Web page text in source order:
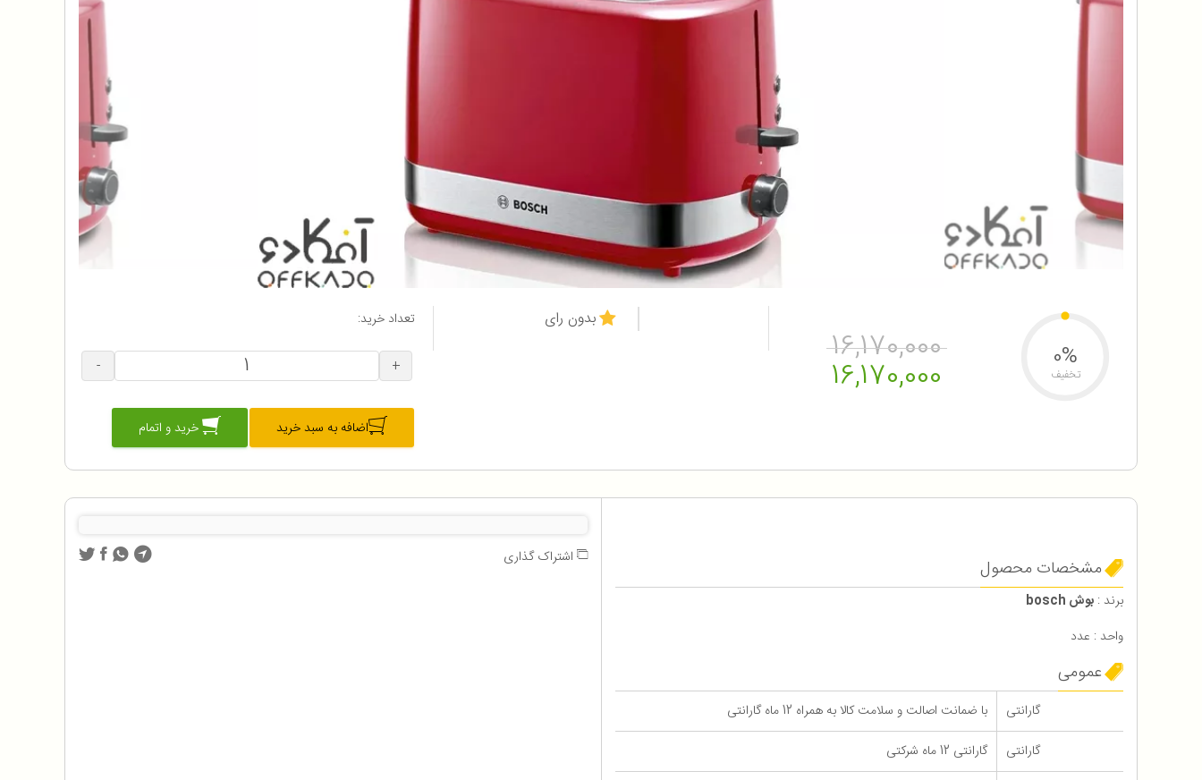
16,170,000
16,170,000 0%
تخفیف
بدون رای تعداد خرید:
+
-
اضافه به سبد خرید خرید و اتمام
مشخصات محصول
برند : بوش bosch
واحد : عدد
عمومی
گارانتی
با ضمانت اصالت و سلامت کالا به همراه 12 ماه گارانتی
گارانتی
گارانتی 12 ماه شرکتی
اشتراک گذاری